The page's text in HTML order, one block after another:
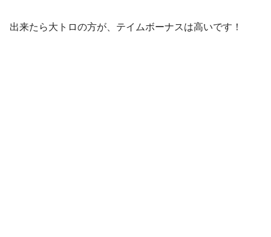
出来たら大トロの方が、テイムボーナスは高いです！